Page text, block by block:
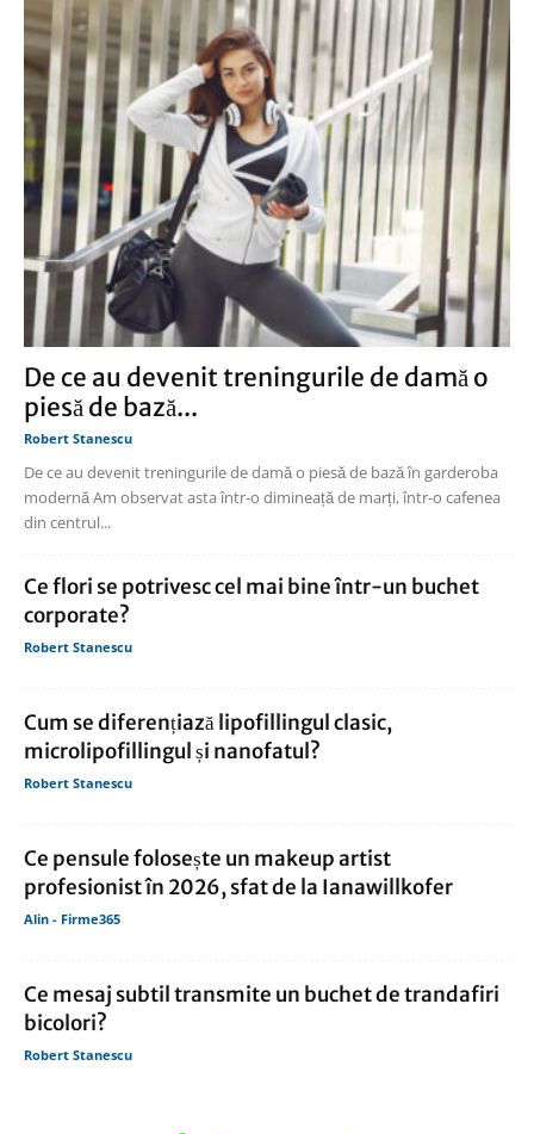
De ce au devenit treningurile de damă o
piesă de bază...
Robert Stanescu
De ce au devenit treningurile de damă o piesă de bază în garderoba
modernă Am observat asta într-o dimineață de marți, într-o cafenea
din centrul...
Ce flori se potrivesc cel mai bine într-un buchet
corporate?
Robert Stanescu
Cum se diferențiază lipofillingul clasic,
microlipofillingul și nanofatul?
Robert Stanescu
Ce pensule folosește un makeup artist
profesionist în 2026, sfat de la Ianawillkofer
Alin - Firme365
Ce mesaj subtil transmite un buchet de trandafiri
bicolori?
Robert Stanescu